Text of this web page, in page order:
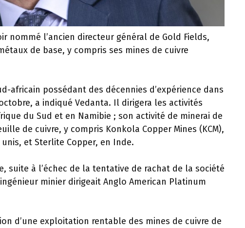
nommé l’ancien directeur général de Gold Fields,
de base, y compris ses mines de cuivre
africain possédant des décennies d’expérience dans
a indiqué Vedanta. Il dirigera les activités
du Sud et en Namibie ; son activité de minerai de
de cuivre, y compris Konkola Copper Mines (KCM),
et Sterlite Copper, en Inde.
suite à l’échec de la tentative de rachat de la société
minier dirigeait Anglo American Platinum
d’une exploitation rentable des mines de cuivre de